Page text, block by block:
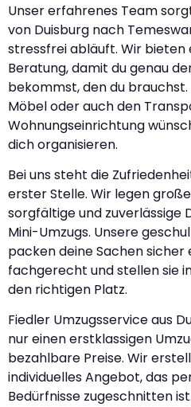
Unser erfahrenes Team
von Duisburg nach
stressfrei abläuft. Wir bieten
Beratung, damit du genau
bekommst, den du brauchst.
Möbel oder auch den
Wohnungseinrichtung
dich organisieren.
Bei uns steht die
erster Stelle. Wir legen
sorgfältige und zuverlässige
Mini-Umzugs. Unsere
packen deine Sachen
fachgerecht und stellen sie
den richtigen Platz.
Fiedler Umzugsservice aus
nur einen erstklassigen
bezahlbare Preise. Wir
individuelles Angebot, das
Bedürfnisse zugeschnitten ist.